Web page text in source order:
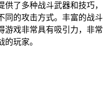
了多种战斗武器和技巧，
同的攻击方式。丰富的战斗
游戏非常具有吸引力，非常
玩家。